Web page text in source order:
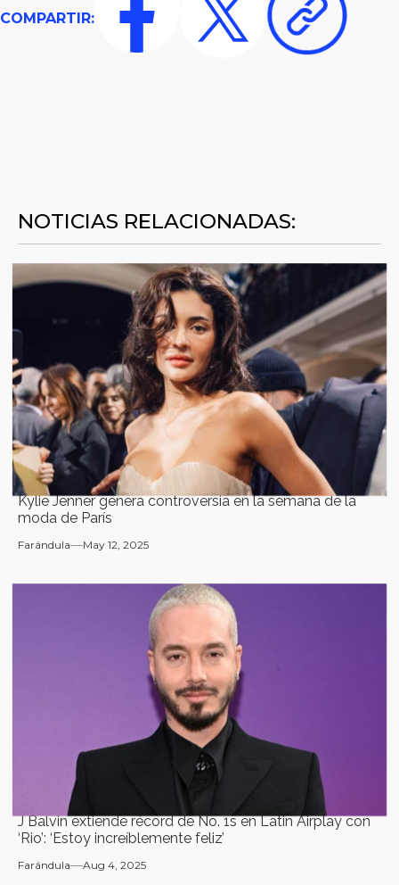
COMPARTIR:
NOTICIAS RELACIONADAS:
Kylie Jenner genera controversia en la semana de la
moda de París
Farándula May 12, 2025
J Balvin extiende récord de No. 1s en Latin Airplay con
‘Rio’: ‘Estoy increíblemente feliz’
Farándula Aug 4, 2025